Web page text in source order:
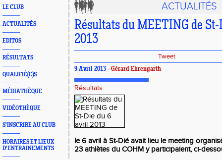
LE CLUB
ACTUALITÉS
EDITOS
RÉSULTATS
QUALIFIÉ(E)S
MÉDIATHÈQUE
VIDÉOTHÈQUE
S'INSCRIRE AU CLUB
HORAIRES ET LIEUX
D'ENTRAINEMENTS
ACTUALITÉS
Résultats du MEETING de
2013
Tweet
9 Avril 2013 - Gérard Ehrengarth
Résultats
le 6 avril à St-Dié avait lieu le meeting
23 athlètes du COHM y participaient, ci-